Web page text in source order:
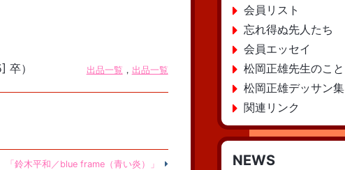
卒）
出品一覧 ， 出品一覧
「鈴木平和／blue frame（青い炎）」
会員リスト
忘れ得ぬ先人たち
会員エッセイ
松岡正雄先生のこと
松岡正雄デッサン集
関連リンク
NEWS